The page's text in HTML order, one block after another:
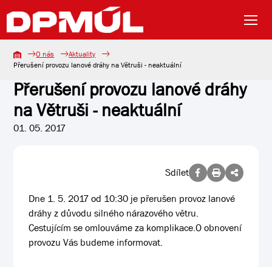
O nás
Aktuality
Přerušení provozu lanové dráhy na Větruši - neaktuální
Přerušení provozu lanové dráhy
na Větruši - neaktuální
01. 05. 2017
Sdílet
Dne 1. 5. 2017 od 10:30 je přerušen provoz lanové
dráhy z důvodu silného nárazového větru.
Cestujícím se omlouváme za komplikace.O obnovení
provozu Vás budeme informovat.